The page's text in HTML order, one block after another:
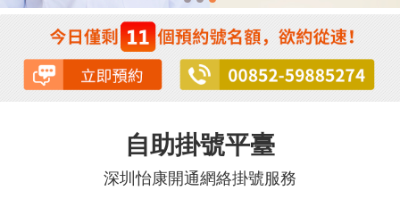
自助掛號平臺
深圳怡康開通網絡掛號服務